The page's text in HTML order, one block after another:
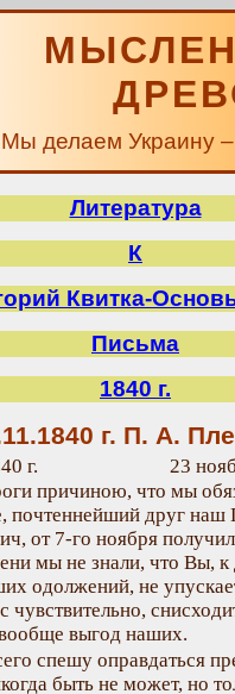
Мы делаем Украину –
Литература
К
Квитка-
Письма
1840 г.
г. П. А.
г.
23
причиною, что мы
почтеннейший друг наш
от 7-го ноября
мы не знали, что Вы,
одолжений, не
чувствительно,
выгод наших.
спешу оправдаться
быть не может, но